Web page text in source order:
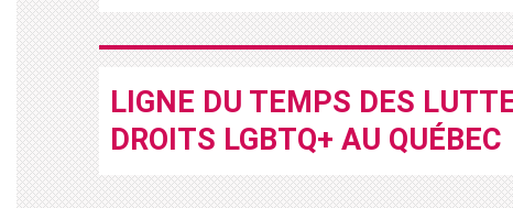
LIGNE DU TEMPS DES
DROITS LGBTQ+ AU QUÉBEC